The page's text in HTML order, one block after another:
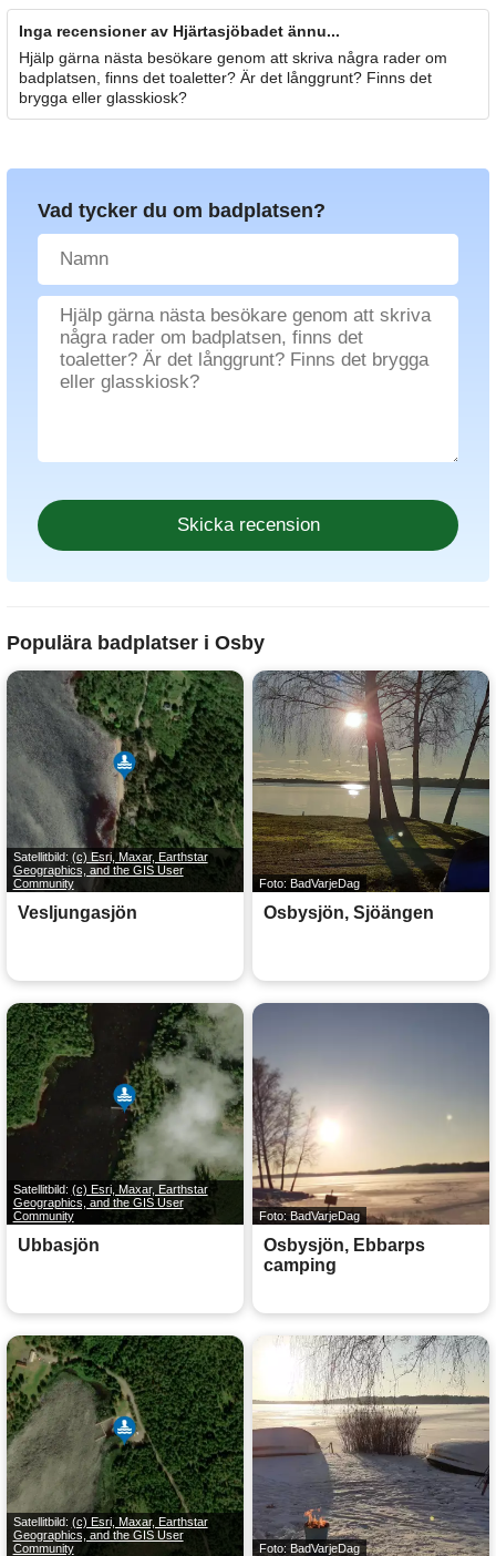
Inga recensioner av Hjärtasjöbadet ännu...
Hjälp gärna nästa besökare genom att skriva några rader om
badplatsen, finns det toaletter? Är det långgrunt? Finns det
brygga eller glasskiosk?
Vad tycker du om badplatsen?
Populära badplatser i Osby
Satellitbild: (c) Esri, Maxar, Earthstar
Geographics, and the GIS User
Community
Vesljungasjön
Foto: BadVarjeDag
Osbysjön, Sjöängen
Satellitbild: (c) Esri, Maxar, Earthstar
Geographics, and the GIS User
Community
Ubbasjön
Foto: BadVarjeDag
Osbysjön, Ebbarps
camping
Satellitbild: (c) Esri, Maxar, Earthstar
Geographics, and the GIS User
Community
Foto: BadVarjeDag